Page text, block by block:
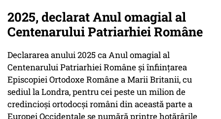
2025, declarat Anul omagial al
Centenarului Patriarhiei Române
Declararea anului 2025 ca Anul omagial al
Centenarului Patriarhiei Române şi înfiinţarea
Episcopiei Ortodoxe Române a Marii Britanii, cu
sediul la Londra, pentru cei peste un milion de
credincioşi ortodocşi români din această parte a
Europei Occidentale se numără printre hotărârile